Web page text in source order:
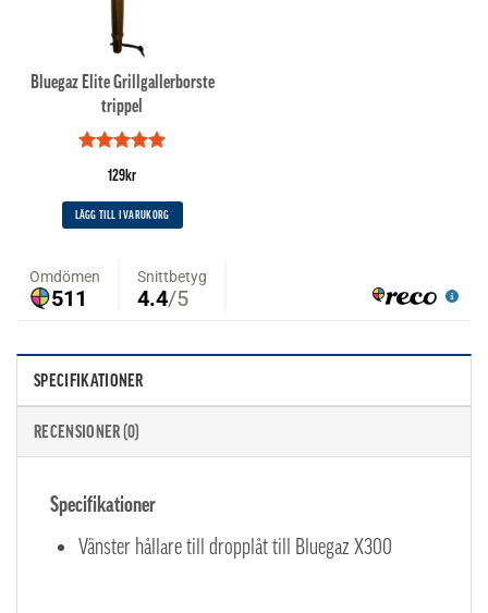
Bluegaz Elite Grillgallerborste
trippel
Betygsatt
av 5129kr
LÄGG TILL I VARUKORG
SPECIFIKATIONER
RECENSIONER (0)
Specifikationer
Vänster hållare till dropplåt till Bluegaz X300